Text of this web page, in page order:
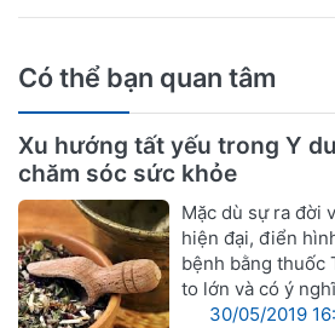
Có thể bạn quan tâm
Xu hướng tất yếu trong Y
chăm sóc sức khỏe
Mặc dù sự ra đời
hiện đại, điển
bệnh bằng thuốc
to lớn và có ý
30/05/2019